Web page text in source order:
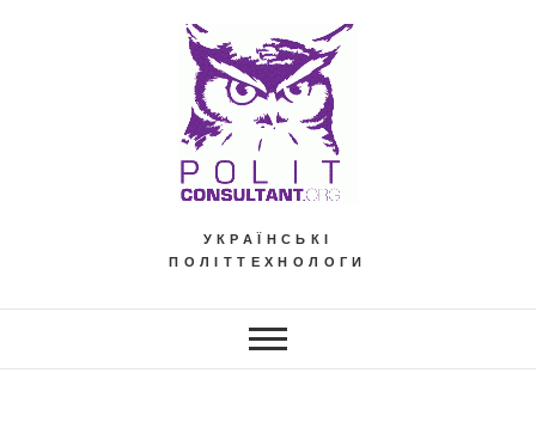
УКРАЇНСЬКІ
ПОЛІТТЕХНОЛОГИ